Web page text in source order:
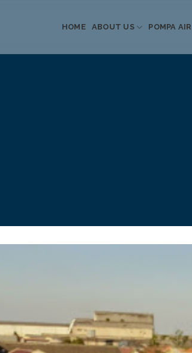
HOME ABOUT US POMPA